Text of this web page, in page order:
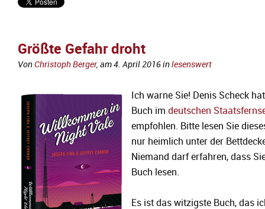
Größte Gefahr droht
VonChristoph Berger, am4. April 2016inlesenswert
Ich warne Sie! Denis Scheck
Buch im deutschen
empfohlen. Bitte lesen Sie
nur heimlich unter der
Niemand darf erfahren, dass
Buch lesen.
Es ist das witzigste Buch, das